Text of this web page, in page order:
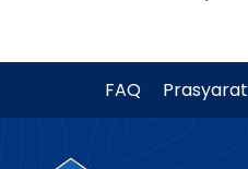
FAQ Prasyarat